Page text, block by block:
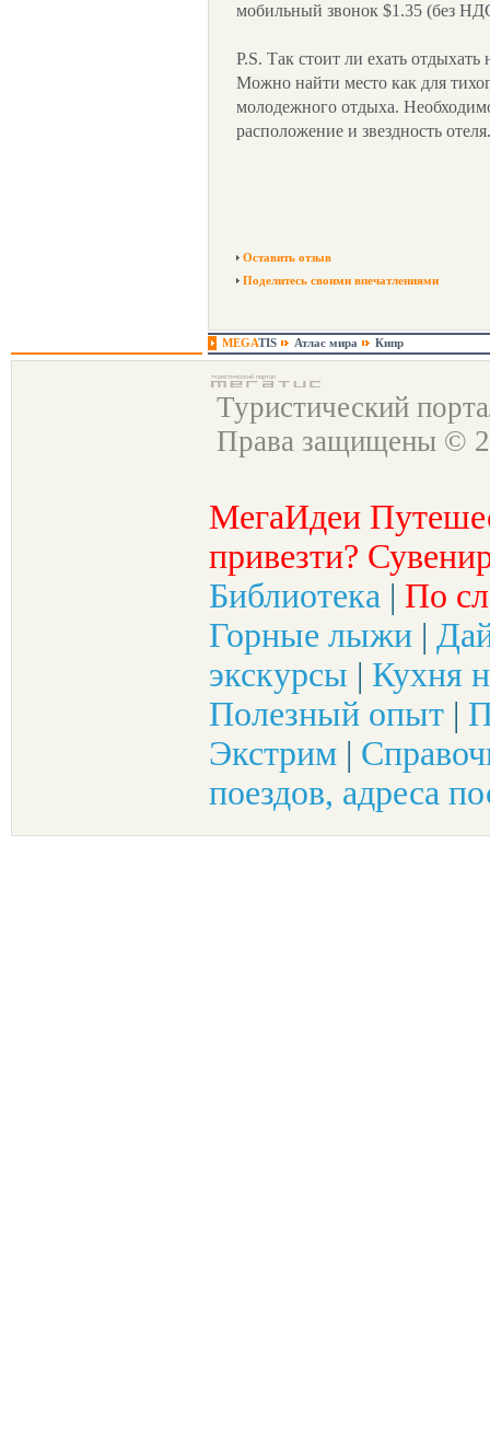
мобильный звонок $1.35 (без
P.S. Так стоит ли ехать
Можно найти место как для
молодежного отдыха.
расположение и звездность отеля.
Оставить отзыв
Поделитесь своими впечатлениями
MEGATIS Атлас мира Кипр
Туристический
Права защищены ©
МегаИдеи
привезти?
Библиотека | По
Горные лыжи |
экскурсы | Кухня
Полезный опыт |
Экстрим |
поездов, адреса